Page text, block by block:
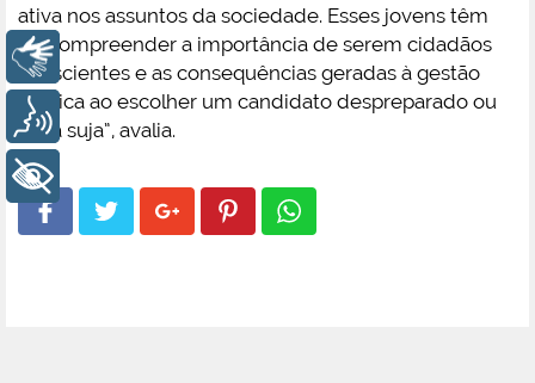
ativa nos assuntos da sociedade. Esses jovens têm
de compreender a importância de serem cidadãos
conscientes e as consequências geradas à gestão
pública ao escolher um candidato despreparado ou
ficha suja”, avalia.
Libras